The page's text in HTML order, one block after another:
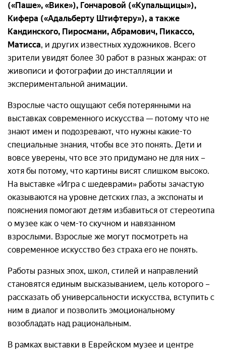
(«Паше», «Вике»), Гончаровой («Купальщицы»),
Кифера («Адальберту Штифтеру»), а также
Кандинского, Пиросмани, Абрамович, Пикассо,
Матисса, и других известных художников. Всего
зрители увидят более 30 работ в разных жанрах: от
живописи и фотографии до инсталляции и
экспериментальной анимации.
Взрослые часто ощущают себя потерянными на
выставках современного искусства — потому что не
знают имен и подозревают, что нужны какие-то
специальные знания, чтобы все это понять. Дети и
вовсе уверены, что все это придумано не для них –
хотя бы потому, что картины висят слишком высоко.
На выставке «Игра с шедеврами» работы зачастую
оказываются на уровне детских глаз, а экспонаты и
пояснения помогают детям избавиться от стереотипа
о музее как о чем-то скучном и навязанном
взрослыми. Взрослые же могут посмотреть на
современное искусство без страха его не понять.
Работы разных эпох, школ, стилей и направлений
становятся единым высказыванием, цель которого –
рассказать об универсальности искусства, вступить с
ним в диалог и позволить эмоциональному
возобладать над рациональным.
В рамках выставки в Еврейском музее и центре